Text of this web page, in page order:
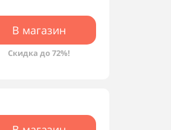
В магазин
Скидка до 72%!